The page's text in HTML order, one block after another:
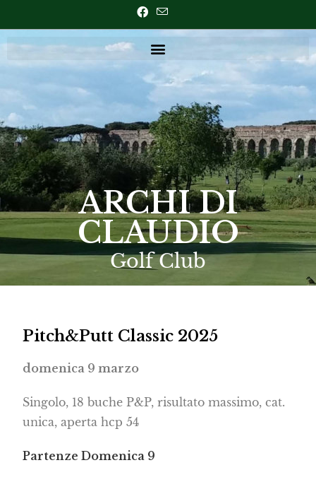
ARCHI DI
CLAUDIO
Golf Club
Pitch&Putt Classic 2025
domenica 9 marzo
Singolo, 18 buche P&P, risultato massimo, cat.
unica, aperta hcp 54
Partenze Domenica 9